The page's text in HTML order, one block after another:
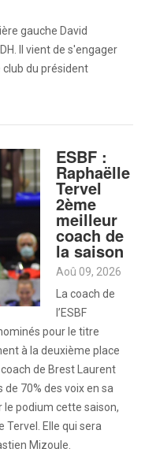
gauche David
Il vient de s'engager
du président
ESBF :
Raphaëlle
Tervel
2ème
meilleur
coach de
la saison
Aoû 09, 2026
La coach de
l’ESBF
pour le titre
à la deuxième place
de Brest Laurent
70% des voix en sa
le podium cette saison,
Tervel. Elle qui sera
Mizoule.